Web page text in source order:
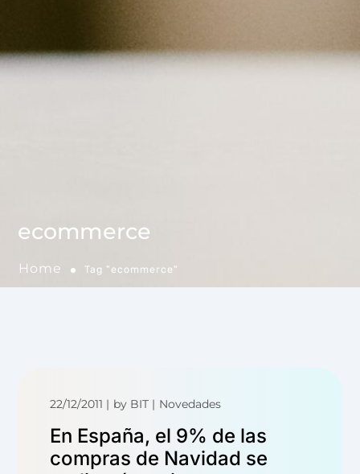
ecommerce
Home Tag "ecommerce"
22/12/2011 by BIT Novedades
En España, el 9% de las
compras de Navidad se